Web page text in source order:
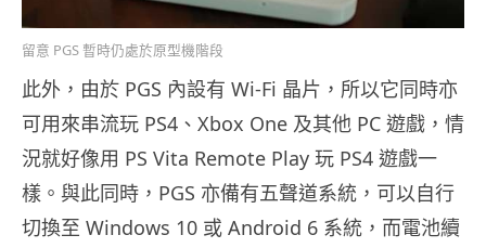
留意 PGS 暫時仍處於原型機階段
此外，由於 PGS 內設有 Wi-Fi 晶片，所以它同時亦
可用來串流玩 PS4、Xbox One 及其他 PC 遊戲，情
況就好像用 PS Vita Remote Play 玩 PS4 遊戲一
樣。與此同時，PGS 亦備有五聲道系統，可以自行
切換至 Windows 10 或 Android 6 系統，而電池續